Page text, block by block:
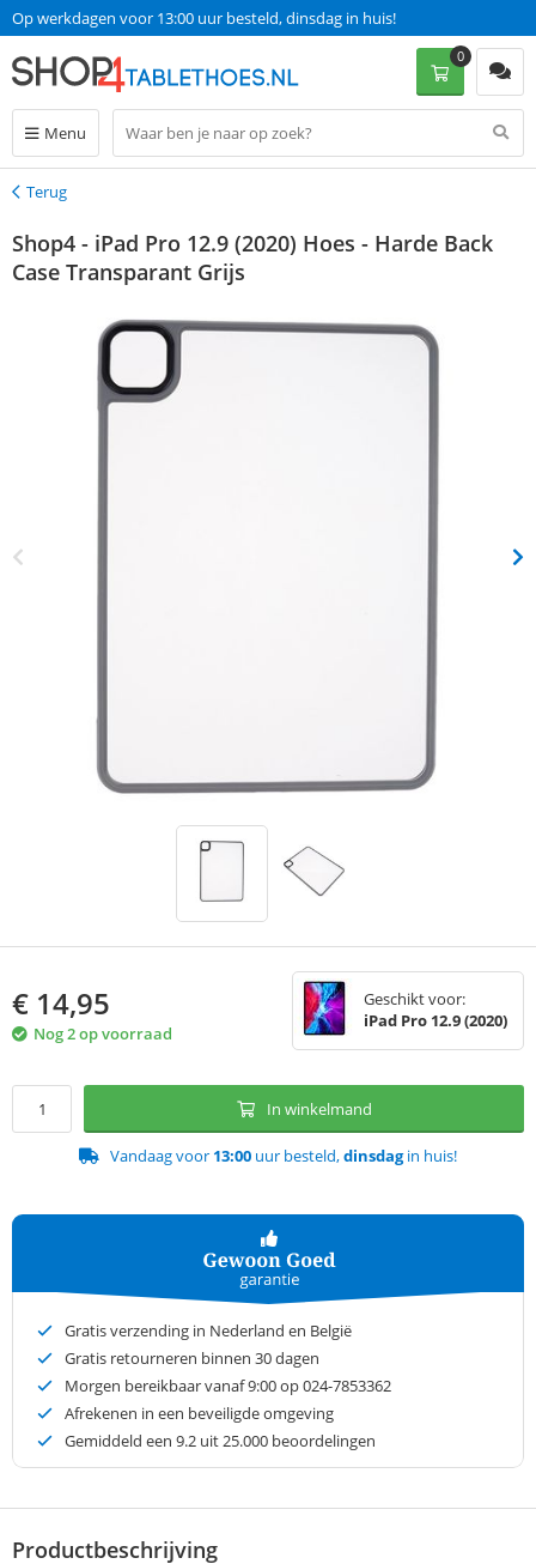
Op werkdagen voor 13:00 uur besteld, dinsdag in huis!
Menu
0
Terug
Terug
Shop4 - iPad Pro 12.9 (2020) Hoes - Harde Back
Case Transparant Grijs
€ 14,95
Nog 2 op voorraad
Geschikt voor:
iPad Pro 12.9 (2020)
In winkelmand
Vandaag voor 13:00 uur besteld,dinsdagin huis!
Gratis verzending in Nederland en België
Gratis retourneren binnen 30 dagen
Morgen bereikbaar vanaf 9:00 op 024-7853362
Afrekenen in een beveiligde omgeving
Gemiddeld een 9.2 uit 25.000 beoordelingen
Productbeschrijving